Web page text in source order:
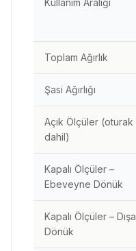
Kullanım Aralığı
Toplam Ağırlık
Şasi Ağırlığı
Açık Ölçüler (oturak
dahil)
Kapalı Ölçüler –
Ebeveyne Dönük
Kapalı Ölçüler – Dışa
Dönük